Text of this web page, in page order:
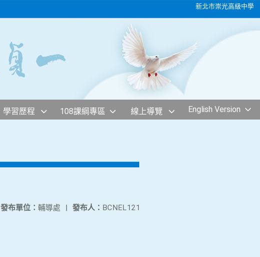
新北市崇光高級中學
學習歷程 108課綱專區 線上導覽 English Version
發布人： BCNEL121
發布單位： 輔導處 |